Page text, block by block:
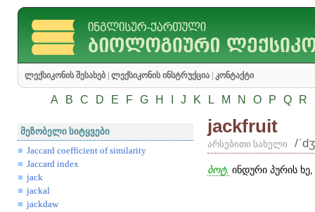
ლექსიკონის შესახებ ლექსიკონის ინსტრუქცია კონტაქტი
A B C D E F G H J K L M N O P Q R
მეზობელი სიტყვები
Jaccard coefficient of similarity
Jaccard index
jack
jackal
jackdaw
jackfruit
არსებითი სახელი /
ბოტ. ინდური პურის